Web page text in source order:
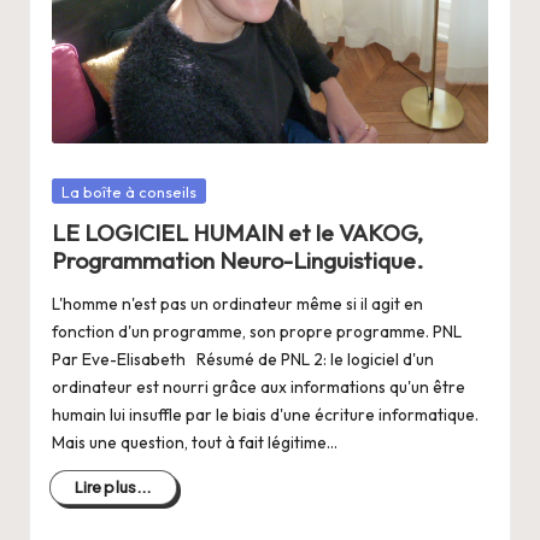
n
g
e
r
s
a
V
ie
Posté
La boîte à conseils
LE LOGICIEL HUMAIN et le VAKOG,
Programmation Neuro-Linguistique.
L'homme n'est pas un ordinateur même si il agit en
fonction d'un programme, son propre programme. PNL
Par Eve-Elisabeth Résumé de PNL 2: le logiciel d'un
ordinateur est nourri grâce aux informations qu'un être
humain lui insuffle par le biais d'une écriture informatique.
Mais une question, tout à fait légitime…
Lire plus...